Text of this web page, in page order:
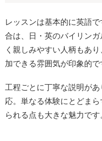
レッスンは基本的に英語
合は、日・英のバイリン
く親しみやすい人柄もあ
加できる雰囲気が印象的で
工程ごとに丁寧な説明が
応。単なる体験にとどま
られる点も大きな魅力です